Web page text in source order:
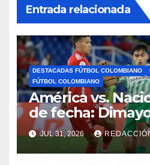
Entrada relacionada
DESTACADAS FÚTBOL COLOMBIANO
FÚTBOL COLOMBIANO
América vs.
de fecha:
reprogramó el
motivos de
JUL 31, 2026